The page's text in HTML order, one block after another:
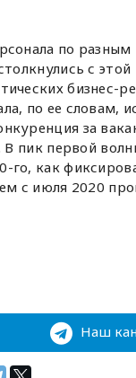
по разным
с
бизнес-
по ее словам,
за
пик первой
как
с июля 2020
Наш